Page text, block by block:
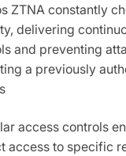
ZTNA constantly
delivering
and preventing
a previously
access controls
access to specific